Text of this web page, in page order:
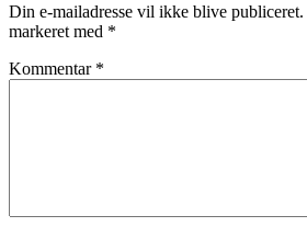
Din e-mailadresse vil ikke blive publiceret.
markeret med *
Kommentar *